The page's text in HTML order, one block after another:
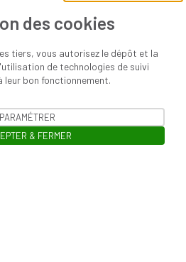
des cookies
tiers, vous autorisez le dépôt et la
de technologies de suivi
leur bon fonctionnement.
PARAMÉTRER
& FERMER